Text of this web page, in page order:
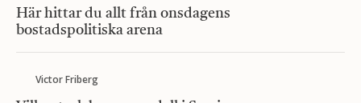
Här hittar du allt från onsdagens
bostadspolitiska arena
Victor Friberg